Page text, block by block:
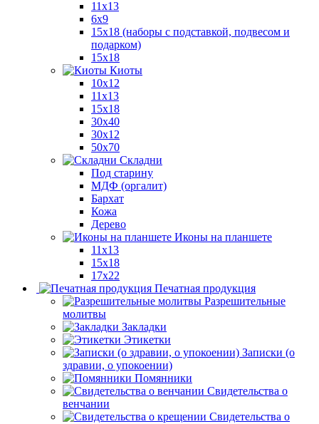
11x13
6x9
15х18 (наборы с подставкой, подвесом и
подарком)
15x18
Киоты
10x12
11x13
15x18
30x40
30х12
50x70
Складни
Под старину
МДФ (оргалит)
Бархат
Кожа
Дерево
Иконы на планшете
11х13
15х18
17х22
Печатная продукция
Разрешительные
молитвы
Закладки
Этикетки
Записки (о
здравии, о упокоении)
Помянники
Свидетельства о
венчании
Свидетельства о